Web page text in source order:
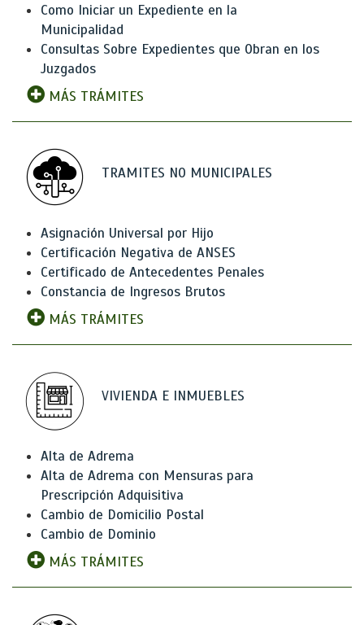
Como Iniciar un Expediente en la
Municipalidad
Consultas Sobre Expedientes que Obran en los
Juzgados
MÁS TRÁMITES
TRAMITES NO MUNICIPALES
Asignación Universal por Hijo
Certificación Negativa de ANSES
Certificado de Antecedentes Penales
Constancia de Ingresos Brutos
MÁS TRÁMITES
VIVIENDA E INMUEBLES
Alta de Adrema
Alta de Adrema con Mensuras para
Prescripción Adquisitiva
Cambio de Domicilio Postal
Cambio de Dominio
MÁS TRÁMITES